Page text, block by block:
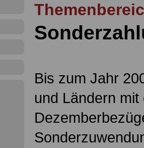
Bis zum Jahr
und Ländern mit